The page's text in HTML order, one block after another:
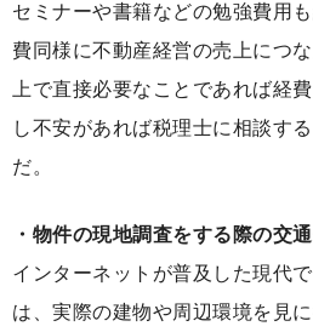
セミナーや書籍などの勉強費用
費同様に不動産経営の売上につ
上で直接必要なことであれば経
し不安があれば税理士に相談す
だ。
・物件の現地調査をする際の交
インターネットが普及した現代
は、実際の建物や周辺環境を見